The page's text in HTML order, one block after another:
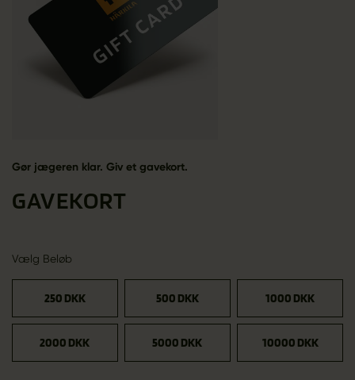
Gør jægeren klar. Giv et gavekort.
GAVEKORT
Vælg Beløb
250 DKK 500 DKK 1000 DKK
2000 DKK 5000 DKK 10000 DKK